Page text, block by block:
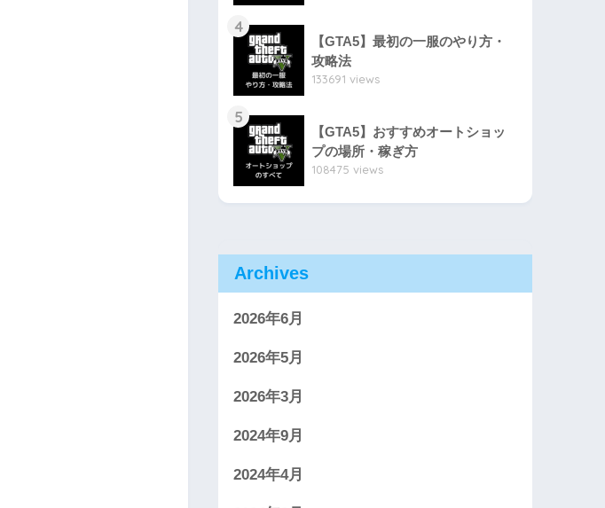
4
【GTA5】最初の一服のやり方・
攻略法
133691 views
5
【GTA5】おすすめオートショッ
プの場所・稼ぎ方
108475 views
Archives
2026年6月
2026年5月
2026年3月
2024年9月
2024年4月